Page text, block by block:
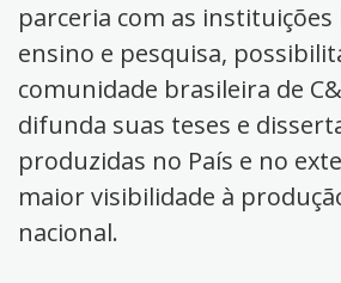
parceria com as
ensino e pesquisa,
comunidade brasileira de
difunda suas teses e
produzidas no País e no
maior visibilidade à
nacional.